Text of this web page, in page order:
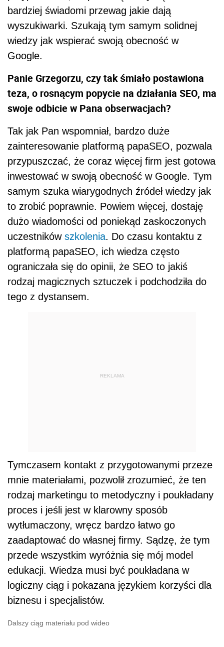
bardziej świadomi przewag jakie dają
wyszukiwarki. Szukają tym samym solidnej
wiedzy jak wspierać swoją obecność w
Google.
Panie Grzegorzu, czy tak śmiało postawiona
teza, o rosnącym popycie na działania SEO, ma
swoje odbicie w Pana obserwacjach?
Tak jak Pan wspomniał, bardzo duże
zainteresowanie platformą papaSEO, pozwala
przypuszczać, że coraz więcej firm jest gotowa
inwestować w swoją obecność w Google. Tym
samym szuka wiarygodnych źródeł wiedzy jak
to zrobić poprawnie. Powiem więcej, dostaję
dużo wiadomości od poniekąd zaskoczonych
uczestników szkolenia. Do czasu kontaktu z
platformą papaSEO, ich wiedza często
ograniczała się do opinii, że SEO to jakiś
rodzaj magicznych sztuczek i podchodziła do
tego z dystansem.
REKLAMA
Tymczasem kontakt z przygotowanymi przeze
mnie materiałami, pozwolił zrozumieć, że ten
rodzaj marketingu to metodyczny i poukładany
proces i jeśli jest w klarowny sposób
wytłumaczony, wręcz bardzo łatwo go
zaadaptować do własnej firmy. Sądzę, że tym
przede wszystkim wyróżnia się mój model
edukacji. Wiedza musi być poukładana w
logiczny ciąg i pokazana językiem korzyści dla
biznesu i specjalistów.
Dalszy ciąg materiału pod wideo